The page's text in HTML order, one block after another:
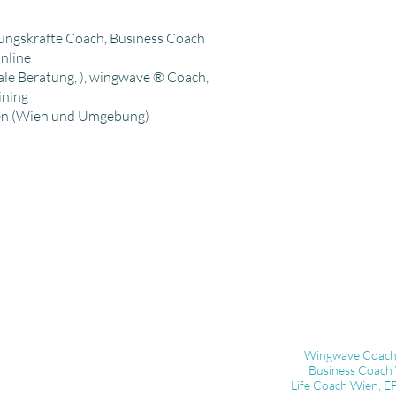
Coach, Business Coach
Beratung, ), wingwave ® Coach,
(Wien und Umgebung)
Wingwave
Business
Life Coach Wien,